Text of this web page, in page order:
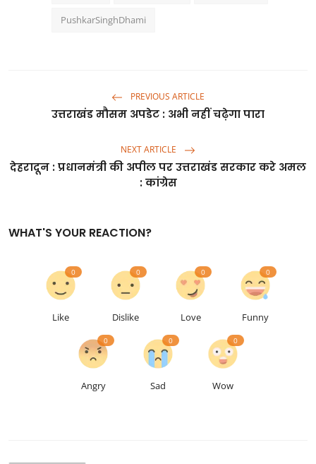
PushkarSinghDhami
PREVIOUS ARTICLE
उत्तराखंड मौसम अपडेट : अभी नहीं चढ़ेगा पारा
NEXT ARTICLE
देहरादून : प्रधानमंत्री की अपील पर उत्तराखंड सरकार करे अमल
: कांग्रेस
WHAT'S YOUR REACTION?
Like
0
Dislike
0
Love
0
Funny
0
Angry
0
Sad
0
Wow
0